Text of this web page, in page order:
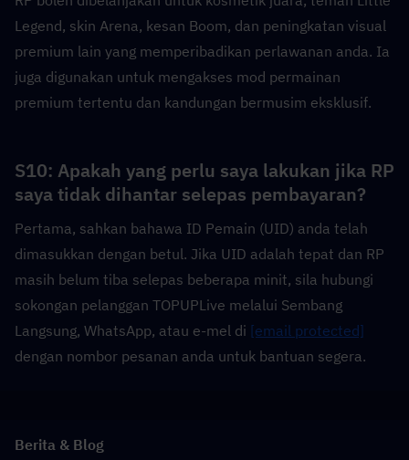
Legend, skin Arena, kesan Boom, dan peningkatan visual
premium lain yang memperibadikan perlawanan anda. Ia
juga digunakan untuk mengakses mod permainan
premium tertentu dan kandungan bermusim eksklusif.
S10: Apakah yang perlu saya lakukan jika RP
saya tidak dihantar selepas pembayaran?
Pertama, sahkan bahawa ID Pemain (UID) anda telah
dimasukkan dengan betul. Jika UID adalah tepat dan RP
masih belum tiba selepas beberapa minit, sila hubungi
sokongan pelanggan TOPUPLive melalui Sembang
Langsung, WhatsApp, atau e-mel di [email protected]
dengan nombor pesanan anda untuk bantuan segera.
Berita & Blog